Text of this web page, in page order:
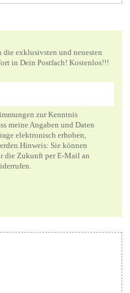
exklusivsten und neuesten
in Dein Postfach! Kostenlos!!!
zur Kenntnis
meine Angaben und Daten
elektronisch erhoben,
Sie können
die Zukunft per E-Mail an